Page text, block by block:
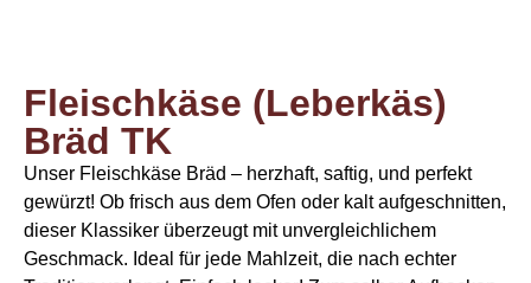
Fleischkäse (Leberkäs)
Bräd TK
Unser Fleischkäse Bräd – herzhaft, saftig, und perfekt
gewürzt! Ob frisch aus dem Ofen oder kalt aufgeschnitten,
dieser Klassiker überzeugt mit unvergleichlichem
Geschmack. Ideal für jede Mahlzeit, die nach echter